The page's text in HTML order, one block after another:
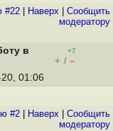
#22 Наверх
Cообщить
модератору
в
+7
+ / –
01:06
#2 Наверх
Cообщить
модератору